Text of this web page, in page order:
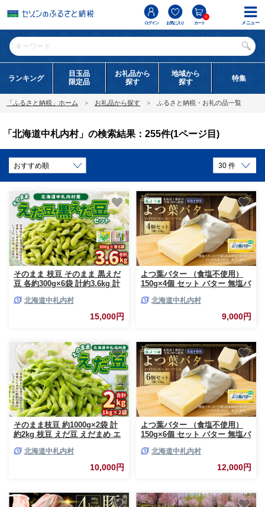
ログイン お気に入り カート
0
ランキング
目玉品
限定品
お礼品から
探す
地域から
探す
特集
「ふるさと納税」ホーム お礼品から探す ふるさと納税・お礼の品一覧
「北海道中札内村」の検索結果：255件(1ページ目)
そのまま 枝豆 そのまま 黒えだ
豆 各約300g×6袋 計約3.6kg 計
食べ比べ 2種 おつまみ お酒 ビ
ール 晩酌 国産 冷凍 北海道 中
北海道中札内村
15,000円
よつ葉バター （食塩不使用）
150g×4個 セット バター 無塩バ
0164]北海道中札内村
9,000円
そのまま枝豆 約1000g×2袋 計
約2kg 枝豆 えだ豆 えだまめ エ
凍 [018-0070x1]
北海道中札内村
10,000円
よつ葉バター （食塩不使用）
150g×6個 セット バター 無塩バ
0165]北海道中札内村
12,000円
メニュー